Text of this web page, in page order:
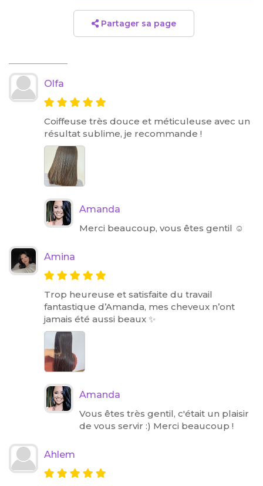
Partager sa page
Olfa
Coiffeuse très douce et méticuleuse avec un
résultat sublime, je recommande !
Amanda
Merci beaucoup, vous êtes gentil ☺️
Amina
Trop heureuse et satisfaite du travail
fantastique d’Amanda, mes cheveux n’ont
jamais été aussi beaux ✨
Amanda
Vous êtes très gentil, c'était un plaisir
de vous servir :) Merci beaucoup !
Ahlem